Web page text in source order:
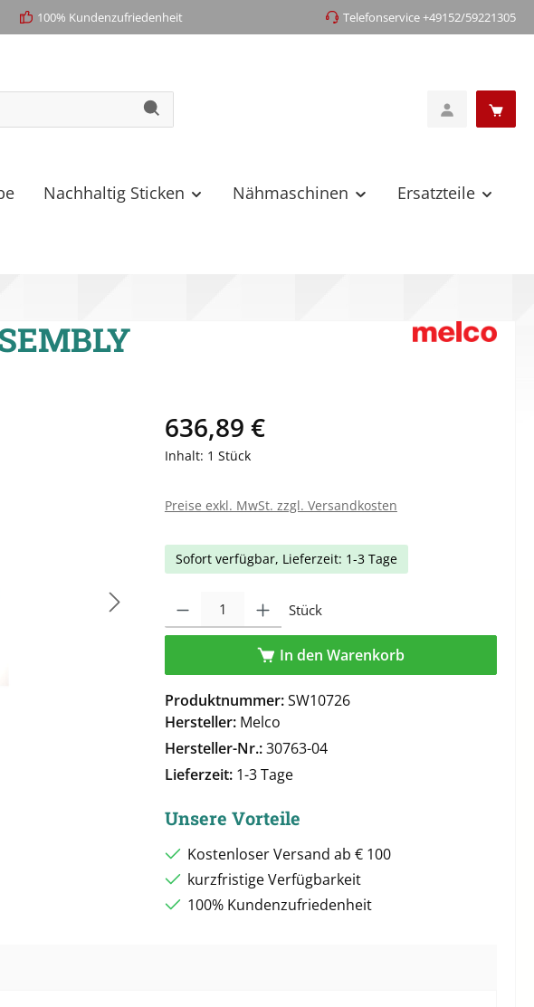
100% Kundenzufriedenheit Telefonservice +49152/59221305
Nachhaltig Sticken Nähmaschinen Ersatzteile
636,89 €
Inhalt: 1 Stück
Preise exkl. MwSt. zzgl. Versandkosten
Sofort verfügbar, Lieferzeit: 1-3 Tage
Stück
In den Warenkorb
Produktnummer:SW10726
Hersteller: Melco
Hersteller-Nr.:30763-04
Lieferzeit: 1-3 Tage
Unsere Vorteile
Kostenloser Versand ab € 100
kurzfristige Verfügbarkeit
100% Kundenzufriedenheit